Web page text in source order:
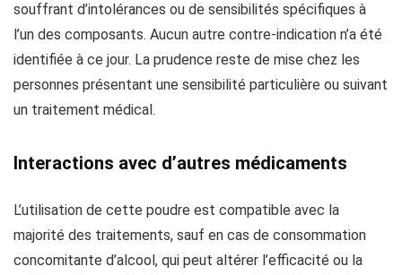
souffrant d’intolérances ou de sensibilités spécifiques à
l’un des composants. Aucun autre contre-indication n’a été
identifiée à ce jour. La prudence reste de mise chez les
personnes présentant une sensibilité particulière ou suivant
un traitement médical.
Interactions avec d’autres médicaments
L’utilisation de cette poudre est compatible avec la
majorité des traitements, sauf en cas de consommation
concomitante d’alcool, qui peut altérer l’efficacité ou la